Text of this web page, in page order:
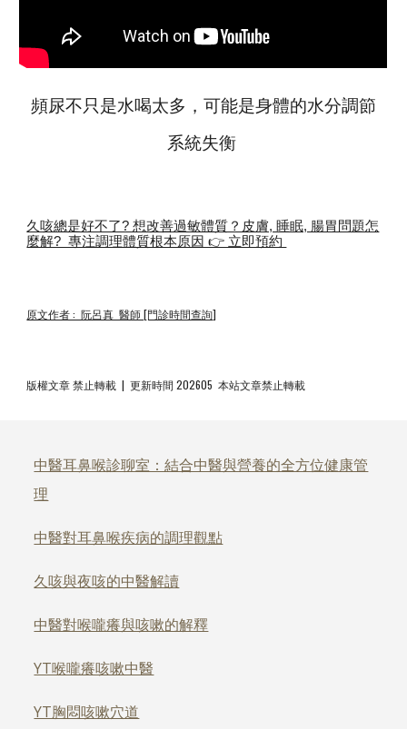
頻尿不只是水喝太多，可能是身體的水分調節
系統失衡
久咳總是好不了? 想改善過敏體質？皮膚, 睡眠, 腸胃問題怎
麼解? 專注調理體質根本原因 👉 立即預約
原文作者 : 阮呂真 醫師 [門診時間查詢]
版權文章 禁止轉載 | 更新時間 202605 本站文章禁止轉載
中醫耳鼻喉診聊室：結合中醫與營養的全方位健康管
理
中醫對耳鼻喉疾病的調理觀點
久咳與夜咳的中醫解讀
中醫對喉嚨癢與咳嗽的解釋
YT喉嚨癢咳嗽中醫
YT胸悶咳嗽穴道